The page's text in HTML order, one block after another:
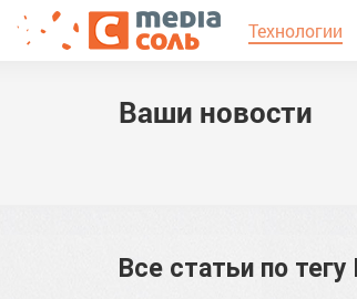
Технологии
Ваши новости
Все статьи по тегу